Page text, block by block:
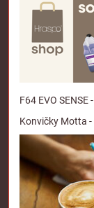
F64 EVO SENSE
Konvičky Motta